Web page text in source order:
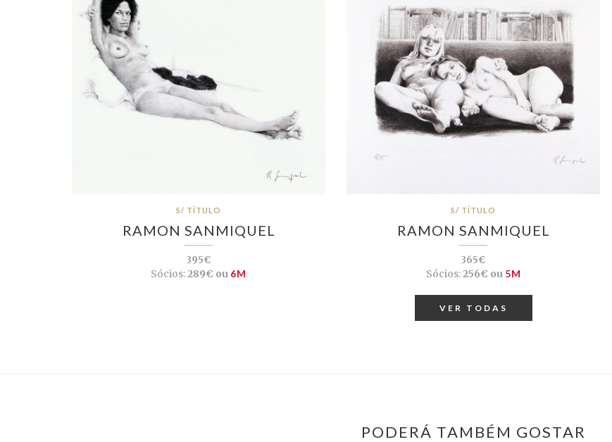
S/ TÍTULO
RAMON SANMIQUEL
395€
Sócios:289€ ou 6M
S/ TÍTULO
RAMON SANMIQUEL
365€
Sócios:256€ ou 5M
VER TODAS
PODERÁ TAMBÉM GOSTAR